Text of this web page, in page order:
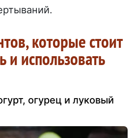
которые стоит
и использовать
огурец и луковый